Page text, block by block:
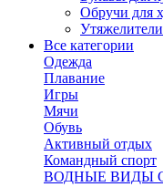
Обручи для
Все категории
Одежда
Плавание
Игры
Мячи
Обувь
Активный отдых
Командный спорт
ВОДНЫЕ ВИДЫ